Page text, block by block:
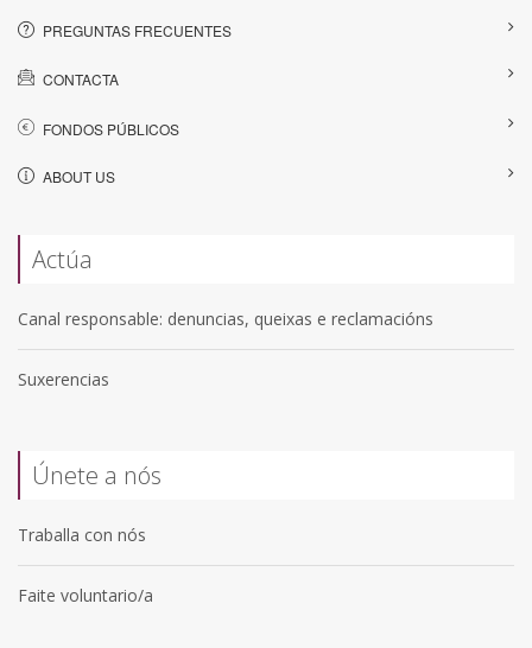
PREGUNTAS FRECUENTES
CONTACTA
FONDOS PÚBLICOS
ABOUT US
Actúa
Canal responsable: denuncias, queixas e reclamacións
Suxerencias
Únete a nós
Traballa con nós
Faite voluntario/a